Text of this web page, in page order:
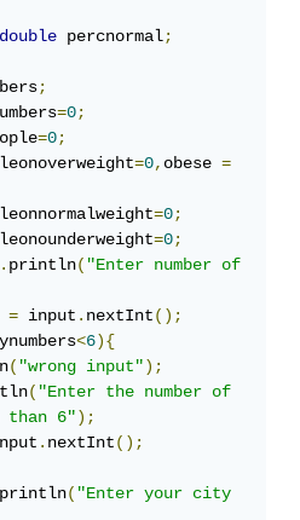
double percnormal;
;
=0;
=0;
=0,obese =
=0;
=0;
.println("Enter number of
= input.nextInt();
<6){
("wrong input");
("Enter the number of
than 6");
.nextInt();
println("Enter your city